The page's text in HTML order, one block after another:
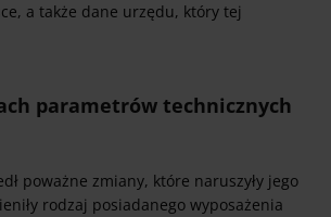
a także dane urzędu, który tej
parametrów technicznych
poważne zmiany, które naruszyły jego
rodzaj posiadanego wyposażenia